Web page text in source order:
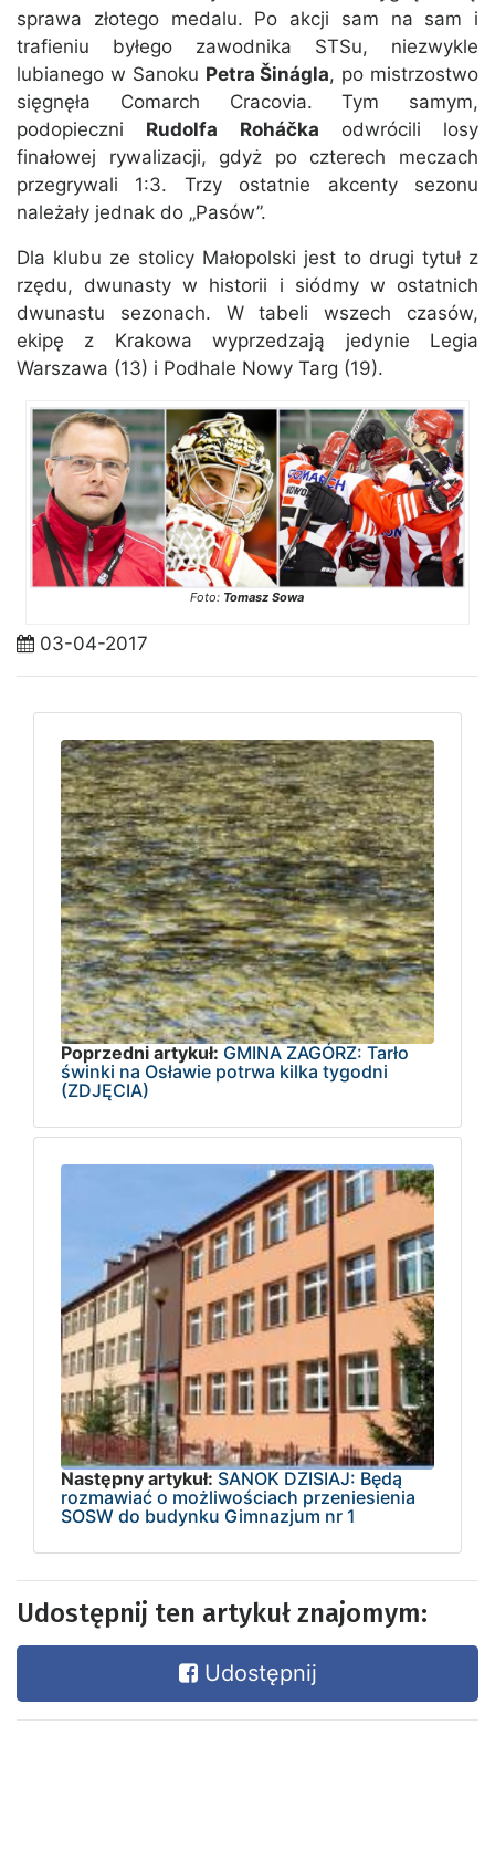
sprawa złotego medalu. Po akcji sam na sam i
trafieniu byłego zawodnika STSu, niezwykle
lubianego w Sanoku Petra Šinágla, po mistrzostwo
sięgnęła Comarch Cracovia. Tym samym,
podopieczni Rudolfa Roháčka odwrócili losy
finałowej rywalizacji, gdyż po czterech meczach
przegrywali 1:3. Trzy ostatnie akcenty sezonu
należały jednak do „Pasów”.
Dla klubu ze stolicy Małopolski jest to drugi tytuł z
rzędu, dwunasty w historii i siódmy w ostatnich
dwunastu sezonach. W tabeli wszech czasów,
ekipę z Krakowa wyprzedzają jedynie Legia
Warszawa (13) i Podhale Nowy Targ (19).
Foto: Tomasz Sowa
03-04-2017
Poprzedni artykuł: GMINA ZAGÓRZ: Tarło
świnki na Osławie potrwa kilka tygodni
(ZDJĘCIA)
Następny artykuł: SANOK DZISIAJ: Będą
rozmawiać o możliwościach przeniesienia
SOSW do budynku Gimnazjum nr 1
Udostępnij ten artykuł znajomym:
Udostępnij